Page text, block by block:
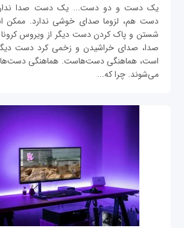
یک دست و دو دست... یک دست صدا
دست هم، لزوما صدای خوشی ندارد. ممکن
شستن و پاک کردن دست دیگر از ویروس
صدا، صدای خراشیدن و زخمی کرد دست
است، هماهنگی دست‌هاست. هماهنگی
می‌شوند. چرا که...